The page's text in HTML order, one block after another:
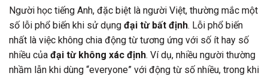
Người học tiếng Anh, đặc biệt là người Việt, thường mắc một
số lỗi phổ biến khi sử dụng đại từ bất định. Lỗi phổ biến
nhất là việc không chia động từ tương ứng với số ít hay số
nhiều của đại từ không xác định. Ví dụ, nhiều người thường
nhầm lẫn khi dùng “everyone” với động từ số nhiều, trong khi